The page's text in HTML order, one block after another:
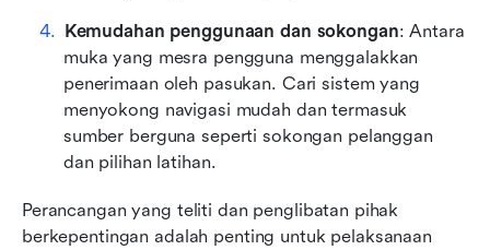
Kemudahan penggunaan dan sokongan: Antara
muka yang mesra pengguna menggalakkan
penerimaan oleh pasukan. Cari sistem yang
menyokong navigasi mudah dan termasuk
sumber berguna seperti sokongan pelanggan
dan pilihan latihan.
Perancangan yang teliti dan penglibatan pihak
berkepentingan adalah penting untuk pelaksanaan